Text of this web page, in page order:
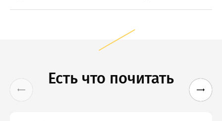
Есть что почитать